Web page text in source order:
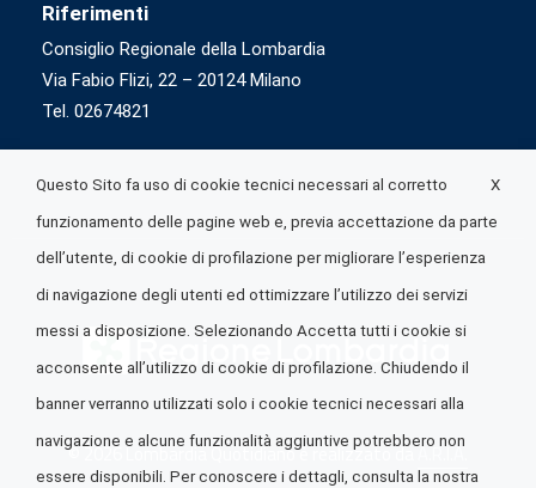
Riferimenti
Consiglio Regionale della Lombardia
Via Fabio Flizi, 22 – 20124 Milano
Tel. 02674821
© 2026 Lombardia Quotidiano è realizzato daA.R.I.A.
X
Questo Sito fa uso di cookie tecnici necessari al corretto
funzionamento delle pagine web e, previa accettazione da parte
dell’utente, di cookie di profilazione per migliorare l’esperienza
di navigazione degli utenti ed ottimizzare l’utilizzo dei servizi
messi a disposizione. Selezionando Accetta tutti i cookie si
acconsente all’utilizzo di cookie di profilazione. Chiudendo il
banner verranno utilizzati solo i cookie tecnici necessari alla
navigazione e alcune funzionalità aggiuntive potrebbero non
essere disponibili. Per conoscere i dettagli, consulta la nostra